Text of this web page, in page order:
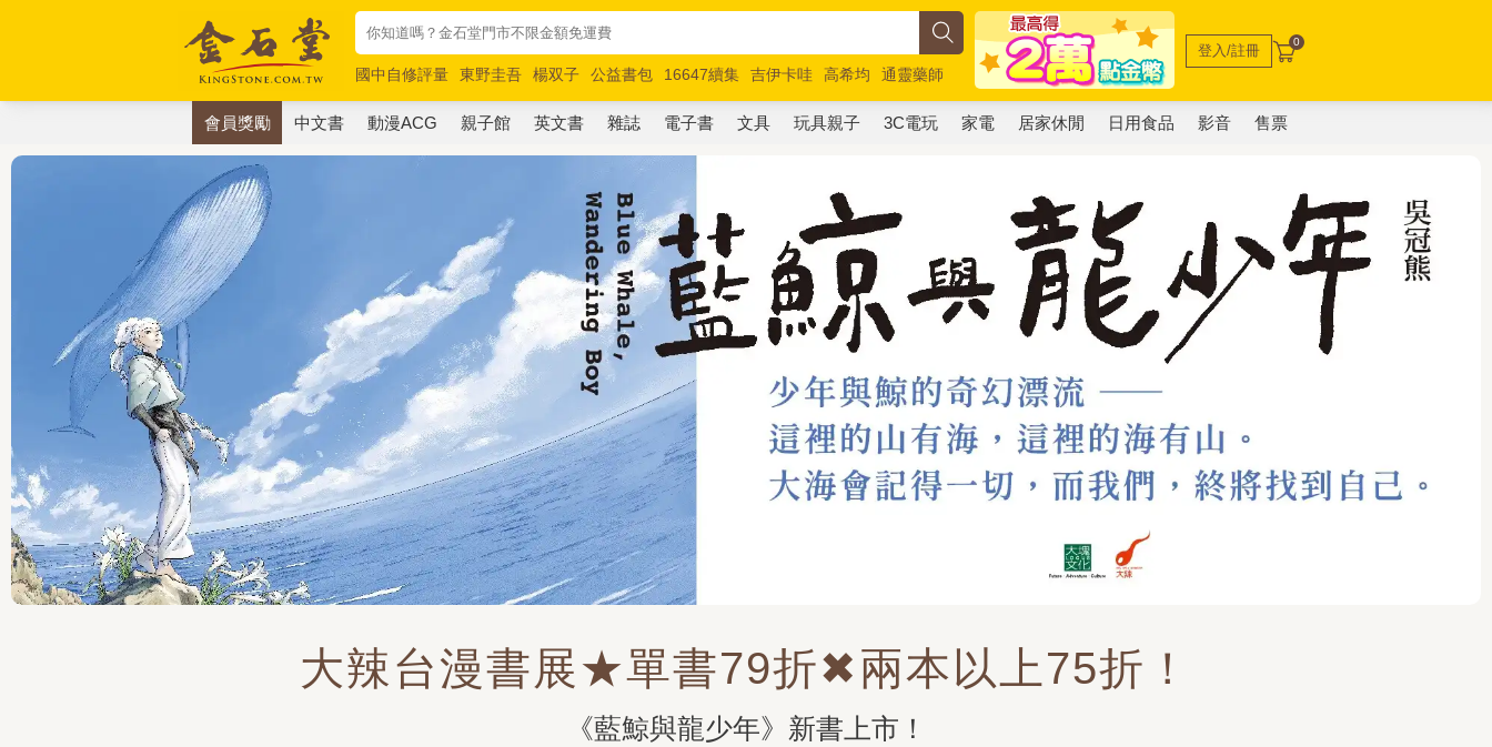
國中自修評量 東野圭吾 楊双子 公益書包 16647續集 吉伊卡哇 高希均
通靈藥師
唯紅花綻放
奧德賽 路邊攤新作 馬斯克 玩具總動員5 超慢跑
登入/註冊 0
會員獎勵 中文書 動漫ACG 親子館 英文書 雜誌 電子書 文具 玩具親子 3C電玩 家電 居家休閒 日用食品 影音 售票
大辣台漫書展★單書79折✖兩本以上75折！
《藍鯨與龍少年》新書上市！